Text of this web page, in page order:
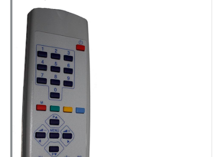
_utma,_utmb,_utmc,_utmz,_utmt,_utmz,_atuvc,_atuvs, _ga,
_gid, _evPromtCookies
Cookies dirigidas
Estas cookies pueden ser establecidas a través de nuestro
sitio por nuestros socios publicitarios. Pueden ser
utilizadas por esas empresas para crear un perfil de sus
intereses y mostrarle anuncios relevantes en otros sitios.
No almacenan directamente información personal, sino
que se basan en la identificación única de su navegador y
dispositivo de Internet.
Cookies Utilizadas:
_evAd, _evCoupon, _evSubscription, _evPromt